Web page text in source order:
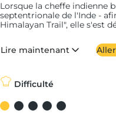
Lorsque la cheffe indienne
septentrionale de l'Inde -
Himalayan Trail", elle s'est
Ce pain fermenté,
Un petit pain parfait
Steady, Cook
" et de
pain Girda auChai Jaai
,
Lire maintenant
Difficulté